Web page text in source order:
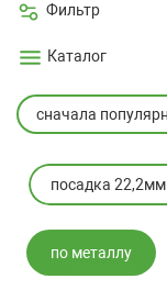
Фильтр
Каталог
посадка 22,2мм
по металлу